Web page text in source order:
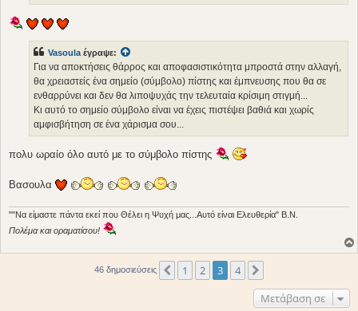
Vasoula έγραψε:
Για να αποκτήσεις θάρρος και αποφασιστικότητα μπροστά στην αλλαγή,
θα χρειαστείς ένα σημείο (σύμβολο) πίστης και έμπνευσης που θα σε
ενθαρρύνει και δεν θα λιποψυχάς την τελευταία κρίσιμη στιγμή...
Κι αυτό το σημείο σύμβολο είναι να έχεις πιστέψει βαθιά και χωρίς
αμφισβήτηση σε ένα χάρισμα σου...
πολυ ωραίο όλο αυτό με το σύμβολο πίστης
Βασουλα
""Να είμαστε πάντα εκεί που Θέλει η Ψυχή μας...Αυτό είναι Ελευθερία" Β.Ν.
Πολέμα και οραματίσου!
46 δημοσιεύσεις Προηγούμενη
1 2 3 4
Μετάβαση σε